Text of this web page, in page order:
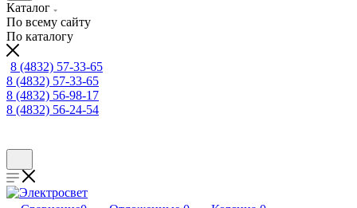
Каталог
По всему сайту
По каталогу
8 (4832) 57-33-65
8 (4832) 57-33-65
8 (4832) 56-98-17
8 (4832) 56-24-54